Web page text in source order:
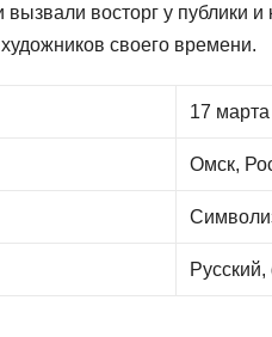
восторг у публики
своего времени.
17
Омск,